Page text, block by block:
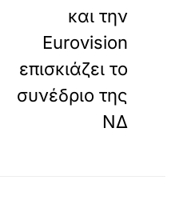
και την
Eurovision
επισκιάζει το
συνέδριο της
ΝΔ